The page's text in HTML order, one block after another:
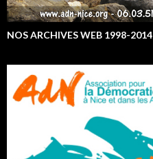
NOS ARCHIVES WEB 1998-2014